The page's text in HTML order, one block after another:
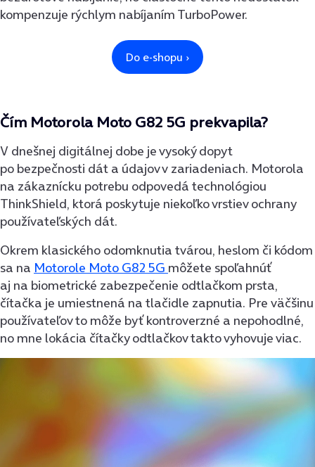
kompenzuje rýchlym nabíjaním TurboPower.
Čím Motorola Moto G82 5G prekvapila?
V dnešnej digitálnej dobe je vysoký dopyt
po bezpečnosti dát a údajov v zariadeniach. Motorola
na zákaznícku potrebu odpovedá technológiou
ThinkShield, ktorá poskytuje niekoľko vrstiev ochrany
používateľských dát.
Okrem klasického odomknutia tvárou, heslom či kódom
sa na Motorole Moto G82 5G môžete spoľahnúť
aj na biometrické zabezpečenie odtlačkom prsta,
čítačka je umiestnená na tlačidle zapnutia. Pre väčšinu
používateľov to môže byť kontroverzné a nepohodlné,
no mne lokácia čítačky odtlačkov takto vyhovuje viac.